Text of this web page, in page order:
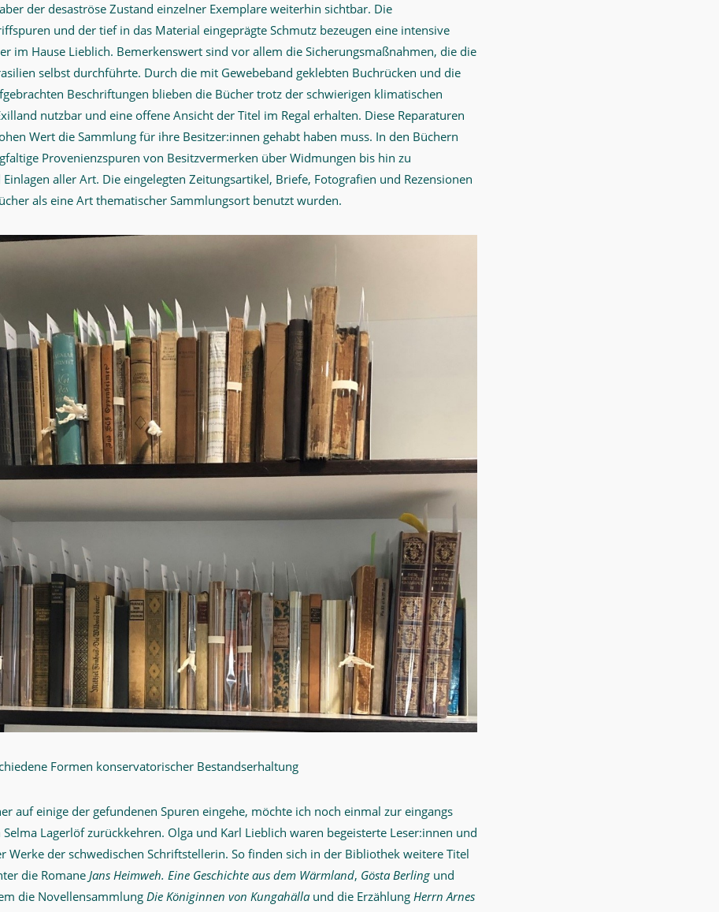
der desaströse Zustand einzelner Exemplare weiterhin sichtbar. Die
und der tief in das Material eingeprägte Schmutz bezeugen eine intensive
im Hause Lieblich. Bemerkenswert sind vor allem die Sicherungsmaßnahmen, die die
selbst durchführte. Durch die mit Gewebeband geklebten Buchrücken und die
Beschriftungen blieben die Bücher trotz der schwierigen klimatischen
nutzbar und eine offene Ansicht der Titel im Regal erhalten. Diese Reparaturen
Wert die Sammlung für ihre Besitzer:innen gehabt haben muss. In den Büchern
Provenienzspuren von Besitzvermerken über Widmungen bis hin zu
aller Art. Die eingelegten Zeitungsartikel, Briefe, Fotografien und Rezensionen
als eine Art thematischer Sammlungsort benutzt wurden.
Formen konservatorischer Bestandserhaltung
auf einige der gefundenen Spuren eingehe, möchte ich noch einmal zur eingangs
Lagerlöf zurückkehren. Olga und Karl Lieblich waren begeisterte Leser:innen und
Werke der schwedischen Schriftstellerin. So finden sich in der Bibliothek weitere Titel
die Romane Jans Heimweh. Eine Geschichte aus dem Wärmland, Gösta Berling und
die Novellensammlung Die Königinnen von Kungahällaund die Erzählung Herrn Arnes